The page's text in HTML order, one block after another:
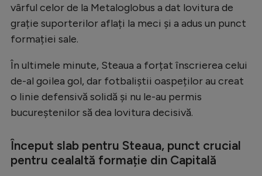
Intră în cont
Creează cont
vârful celor de la Metaloglobus a dat lovitura de
grație suporterilor aflați la meci și a adus un punct
formației sale.
În ultimele minute, Steaua a forțat înscrierea celui
de-al goilea gol, dar fotbaliștii oaspeților au creat
o linie defensivă solidă și nu le-au permis
bucureștenilor să dea lovitura decisivă.
Început slab pentru Steaua, punct crucial
pentru cealaltă formație din Capitală